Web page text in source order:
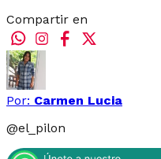
Compartir en
Por: Carmen Lucia
@el_pilon